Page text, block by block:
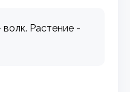
Растение -